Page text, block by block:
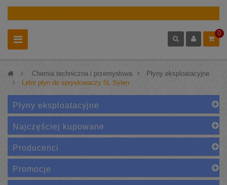
0
> Chemia techniczna i przemysłowa >
Płyny eksploatacyjne
>
Letni płyn do spryskiwaczy 5L Sylen
Płyny eksploatacyjne
Najczęściej kupowane
Producenci
Promocje